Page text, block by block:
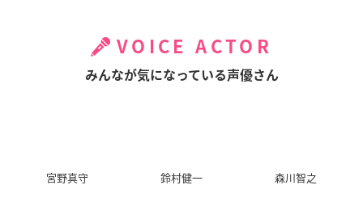
VOICE ACTOR
みんなが気になっている声優さん
宮野真守 鈴村健一 森川智之